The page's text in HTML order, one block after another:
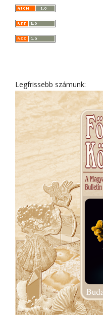
Legfrissebb számunk: